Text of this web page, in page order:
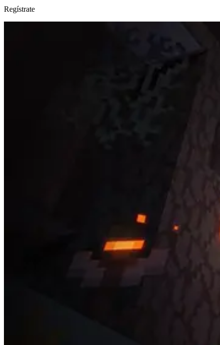
Regístrate